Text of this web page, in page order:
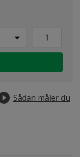
Sådan måler du